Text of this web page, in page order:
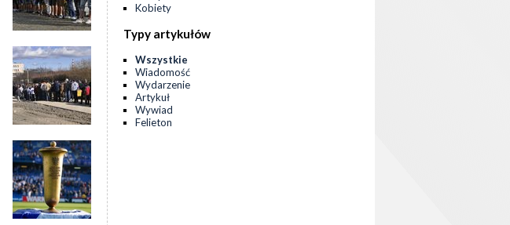
Kobiety
Typy artykułów
Wszystkie
Wiadomość
Wydarzenie
Artykuł
Wywiad
Felieton